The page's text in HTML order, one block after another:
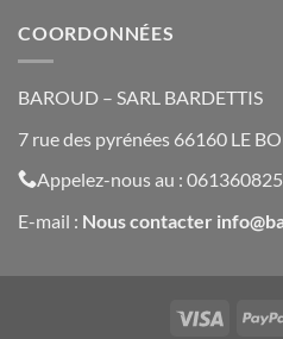
COORDONNÉES
BAROUD – SARL BARDETTIS
7 rue des pyrénées 66160 LE
Appelez-nous au :
E-mail : Nous contacter